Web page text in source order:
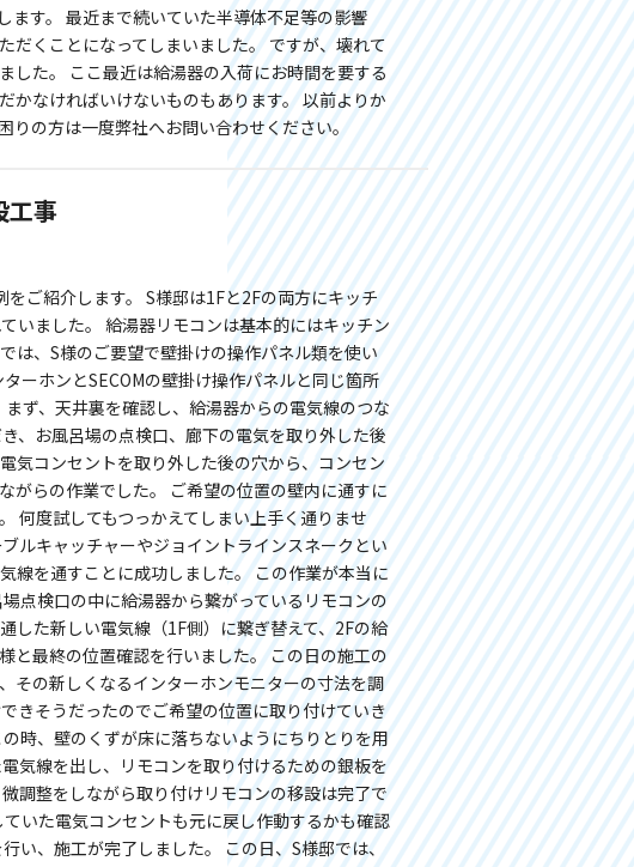
す。 最近まで続いていた半導体不足等の影響
だくことになってしまいました。 ですが、壊れて
した。 ここ最近は給湯器の入荷にお時間を要する
かなければいけないものもあります。 以前よりか
りの方は一度弊社へお問い合わせください。
事
ご紹介します。 S様邸は1Fと2Fの両方にキッチ
いました。 給湯器リモコンは基本的にはキッチン
は、S様のご要望で壁掛けの操作パネル類を使い
ーホンとSECOMの壁掛け操作パネルと同じ箇所
ず、天井裏を確認し、給湯器からの電気線のつな
、お風呂場の点検口、廊下の電気を取り外した後
気コンセントを取り外した後の穴から、コンセン
がらの作業でした。 ご希望の位置の壁内に通すに
何度試してもつっかえてしまい上手く通りませ
ルキャッチャーやジョイントラインスネークとい
線を通すことに成功しました。 この作業が本当に
点検口の中に給湯器から繋がっているリモコンの
した新しい電気線（1F側）に繋ぎ替えて、2Fの給
と最終の位置確認を行いました。 この日の施工の
その新しくなるインターホンモニターの寸法を調
きそうだったのでご希望の位置に取り付けていき
時、壁のくずが床に落ちないようにちりとりを用
気線を出し、リモコンを取り付けるための銀板を
調整をしながら取り付けリモコンの移設は完了で
いた電気コンセントも元に戻し作動するかも確認
い、施工が完了しました。 この日、S様邸では、